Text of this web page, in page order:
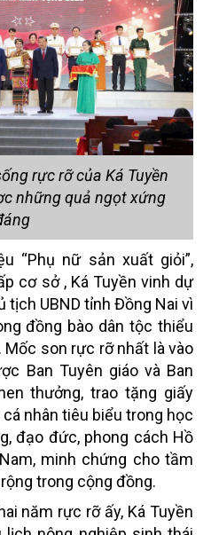
rực rỡ của Ká Tuyền
những quả ngọt xứng
“Phụ nữ sản xuất giỏi”,
cơ sở , Ká Tuyền vinh dự
tịch UBND tỉnh Đồng Nai vì
đồng bào dân tộc thiểu
son rực rỡ nhất là vào
Ban Tuyên giáo và Ban
thưởng, trao tặng giấy
nhân tiêu biểu trong học
đạo đức, phong cách Hồ
minh chứng cho tầm
trong cộng đồng.
năm rực rỡ ấy, KáTuyền